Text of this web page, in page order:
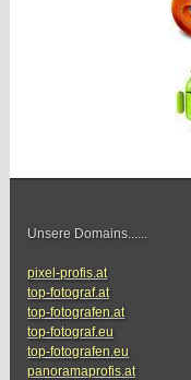
Unsere Domains......
pixel-profis.at
top-fotograf.at
top-fotografen.at
top-fotograf.eu
top-fotografen.eu
panoramaprofis.at